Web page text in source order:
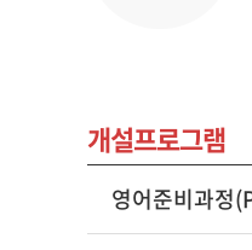
개설프로그램
영어준비과